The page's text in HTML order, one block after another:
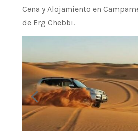
Cena y Alojamiento en
de Erg Chebbi.